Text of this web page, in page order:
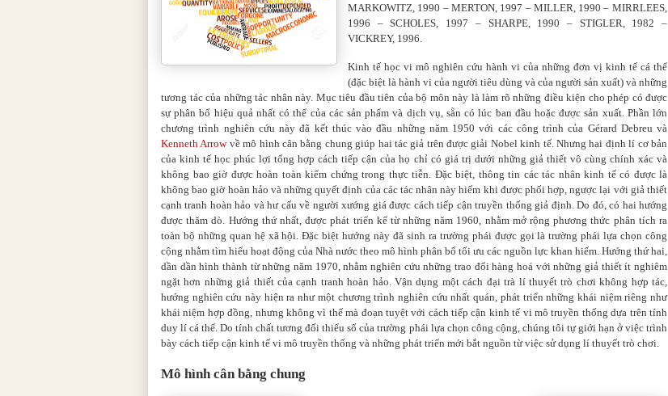
MARKOWITZ, 1990 –MERTON, 1997 –MILLER, 1990– MIRRLEES,
1996 –SCHOLES, 1997 –SHARPE, 1990 –STIGLER, 1982–
VICKREY, 1996.
Kinh tế học vi mô nghiên cứu hành vi của những đơn vị kinh tế cá thể
(đặc biệt là hành vi của người tiêu dùng và của người sản xuất) và những
tương tác của những tác nhân này. Mục tiêu đầu tiên của bộ môn này là làm rõ những điều kiện cho phép có được
sự phân bổ hiệu quả nhất có thể của các sản phẩm và dịch vụ, sẵn có lúc ban đầu hoặc được sản xuất. Phần lớn
chương trình nghiên cứu này đã kết thúc vào đầu những năm 1950 với các công trình của Gérard Debreu và
Kenneth Arrowvề mô hình cân bằng chung giúp hai tác giả trên được giải Nobel kinh tế. Nhưng hai định lí cơ bản
của kinh tế học phúc lợi tổng hợp cách tiếp cận của họ chỉ có giá trị dưới những giả thiết vô cùng chính xác và
không bao giờ được hoàn toàn kiểm chứng trong thực tiễn. Đặc biệt, thông tin các tác nhân kinh tế có được là
không bao giờ hoàn hảo và những quyết định của các tác nhân này hiếm khi được phối hợp, ngược lại với giả thiết
cạnh tranh hoàn hảo và hư cấu về người xướng giá được cách tiếp cận truyền thống giả định. Do đó, có hai hướng
được thăm dò. Hướng thứ nhất, được phát triển kể từ những năm 1960, nhằm mở rộng phương thức phân tích ra
toàn bộ những quan hệ xã hội. Đặc biệt hướng này đã sinh ra trường phái được gọi là trường phái lựa chọn công
cộng nhằm tìm hiểu hoạt động của Nhà nước theo mô hình phân bổ tối ưu các nguồn lực khan hiếm. Hướng thứ hai,
dần dần hình thành từ những năm 1970, nhằm nghiên cứu những trao đổi hàng hoá với những giả thiết ít nghiêm
ngặt hơn những giả thiết của cạnh tranh hoàn hảo. Vận dụng một cách đại trà lí thuyết trò chơi không hợp tác,
hướng nghiên cứu này hiện ra như một chương trình nghiên cứu nhất quán, phát triển những khái niệm riêng như
khái niệm hợp đồng, nhưng không vì thế mà đoạn tuyệt với cách tiếp cận kinh tế vi mô truyền thống dựa trên tính
duy lí cá thể. Do tính chất tương đối thiểu số của trường phái lựa chọn công cộng, chúng tôi tự giới hạn ở việc trình
bày cách tiếp cận kinh tế vi mô truyền thống và những phát triển mới bắt nguồn từ việc sử dụng lí thuyết trò chơi.
Mô hình cân bằng chung